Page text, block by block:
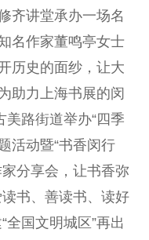
齐讲堂承办一场名
名作家董鸣亭女士
历史的面纱，让大
助力上海书展的闵
路街道举办“四季
活动暨“书香闵行
分享会，让书香弥
书、善读书、读好
全国文明城区”再出